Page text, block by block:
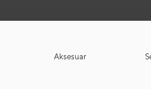
Aksesuar